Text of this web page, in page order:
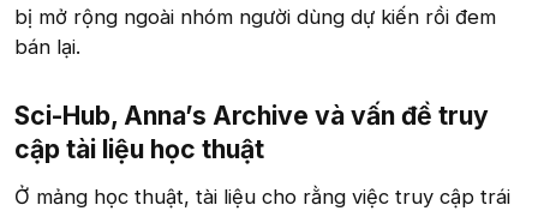
bị mở rộng ngoài nhóm người dùng dự kiến rồi đem
bán lại.
Sci-Hub, Anna’s Archive và vấn đề truy
cập tài liệu học thuật​
Ở mảng học thuật, tài liệu cho rằng việc truy cập trái